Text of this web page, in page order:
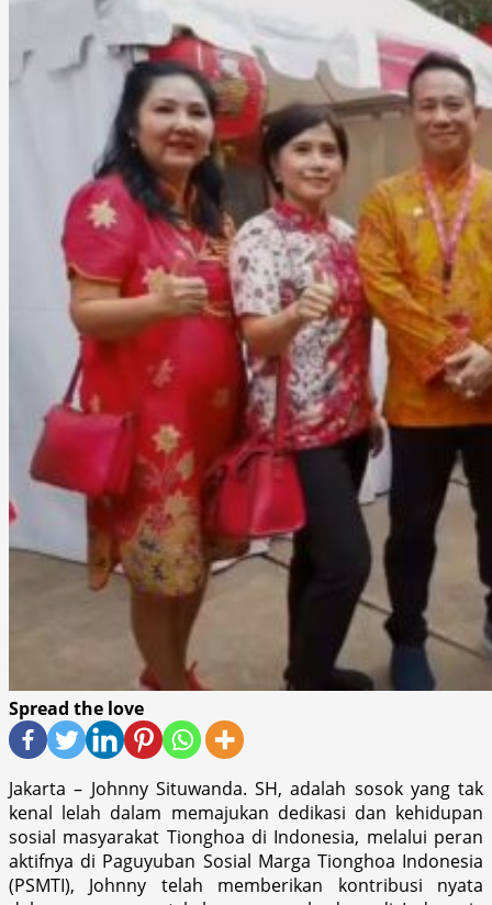
Spread the love
Jakarta – Johnny Situwanda. SH, adalah sosok yang tak
kenal lelah dalam memajukan dedikasi dan kehidupan
sosial masyarakat Tionghoa di Indonesia, melalui peran
aktifnya di Paguyuban Sosial Marga Tionghoa Indonesia
(PSMTI), Johnny telah memberikan kontribusi nyata